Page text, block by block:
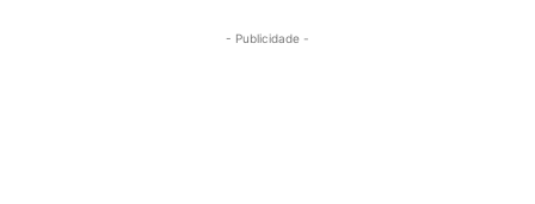
- Publicidade -